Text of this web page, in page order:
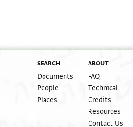
Recto - margin
SEARCH
Documents
People
Places
ABOUT
FAQ
Technical
Credits
Resources
Contact Us